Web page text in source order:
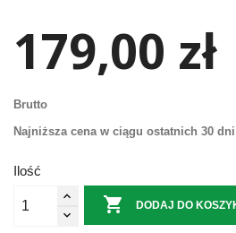
179,00 zł
Brutto
Najniższa cena w ciągu ostatnich 30
Ilość
 DODAJ DO